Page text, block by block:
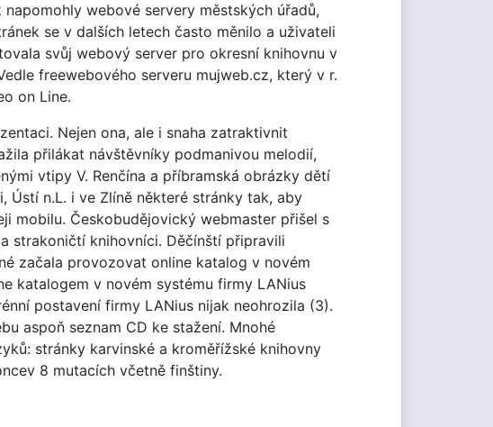
webové servery městských úřadů,
se v dalších letech často měnilo a uživateli
svůj webový server pro okresní knihovnu v
freewebového serveru mujweb.cz, který v r.
on Line.
Nejen ona, ale i snaha zatraktivnit
přilákat návštěvníky podmanivou melodií,
vtipy V. Renčína a příbramská obrázky dětí
Ústí n.L. i ve Zlíně některé stránky tak, aby
mobilu. Českobudějovický webmaster přišel s
strakoničtí knihovníci. Děčínští připravili
začala provozovat online katalog v novém
katalogem v novém systému firmy LANius
postavení firmy LANius nijak neohrozila (3).
aspoň seznam CD ke stažení. Mnohé
stránky karvinské a kroměřížské knihovny
8 mutacích včetně finštiny.